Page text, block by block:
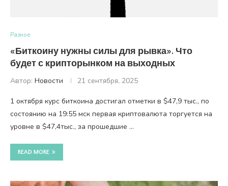
Разное
«Биткоину нужны силы для рывка». Что
будет с крипторынком на выходных
Автор: Новости 21 сентября, 2025
1 октября курс биткоина достигал отметки в $47,9 тыс., по
состоянию на 19:55 мск первая криптовалюта торгуется на
уровне в $47,4тыс., за прошедшие …
READ MORE